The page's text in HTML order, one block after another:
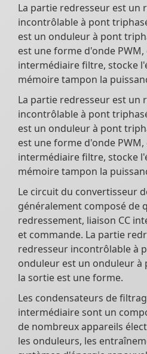
La partie redresseur est un
incontrôlable à pont
est un onduleur à pont
est une forme d'onde PWM,
intermédiaire filtre, stocke
mémoire tampon la
La partie redresseur est un
incontrôlable à pont
est un onduleur à pont
est une forme d'onde PWM,
intermédiaire filtre, stocke
mémoire tampon la
Le circuit du convertisseur
généralement composé de
redressement, liaison CC
et commande. La partie
redresseur incontrôlable à
onduleur est un onduleur à
la sortie est une forme.
Les condensateurs de
intermédiaire sont un
de nombreux appareils
les onduleurs, les